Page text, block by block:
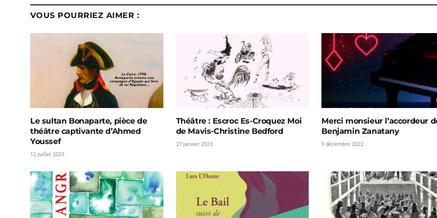
VOUS POURRIEZ AIMER :
Le sultan Bonaparte, pièce de
théâtre captivante d’Ahmed
Youssef
12 juillet 2023
Théâtre : Escroc Es-Croquez Moi
de Mavis-Christine Bedford
27 janvier 2023
Merci monsieur l’accordeur
Benjamin Zanatany
9 décembre 2022